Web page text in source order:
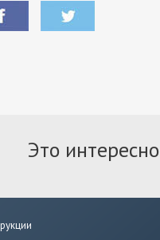
Это интересно